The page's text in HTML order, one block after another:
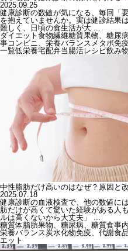
2025.09.25
健康診断の数値が気になる、毎回「
を抱えていませんか。実は健診結果
難しく、日頃の食生活が大 ...
ダイエット 食物繊維糖質果物、糖尿
事コンビニ、栄養バランス メタボ免
一覧低栄養宅配弁当 腸活レシピ飲み物
中性脂肪だけ高いのはなぜ？原因と
2025.07.18
健康診断の血液検査で、他の数値に
肪だけが高くて驚いた経験がある人
ルは高くないから大丈夫」 ...
糖質体脂肪果物、糖尿病、糖質食事
栄養バランス炭水化物免疫、代謝食
エット